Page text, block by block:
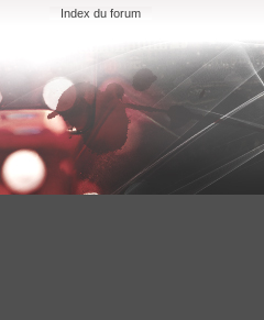
Index du forum